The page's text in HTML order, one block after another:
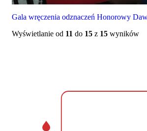
Gala wręczenia odznaczeń Honorowy
Wyświetlanie od 11 do 15 z 15 wyników